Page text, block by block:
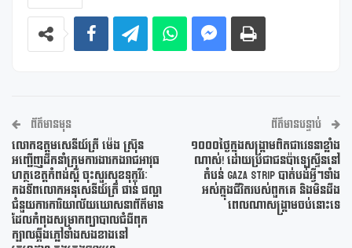
ព័ត៌មានមុន
លោកឧត្តមសេនីយ៍ត្រី ម៉េង ស្រ៊ុន
អញ្ជើញ​ដឹកនាំក្រុមការងារកងរាជអាវុធ
ហត្ថខេត្តកំពង់ស្ពឺ​ ចុះសួរសុខទុក្ខវីរៈ
កងទ័ពលោកអនុសេនីយ៍ត្រី ផាន់ ផល្លា
ជំនួយការការិយាល័យឃោសនាព័ត៌មាន
ដែលកំពុងសម្រាកព្យាបាលជំងឺពុក
ក្បាលឆ្អឹងភ្លៅទាំងសងខាងនៅ​
ព័ត៌មានបន្ទាប់
១០០០ថ្ងៃក្នុងសង្រ្គាមពិតជាវេទនាខ្លាំង
ណាស់! ដោយប្រជាជនប៉ាឡេស្ទីននៅ
តំបន់ Gaza Strip បាត់បង់អ្វីៗទាំង
អស់ក្នុងជីវិតរបស់ពួកគេ និងមិនដឹង
ពេលណាសង្រ្គាមចប់នោះទេ